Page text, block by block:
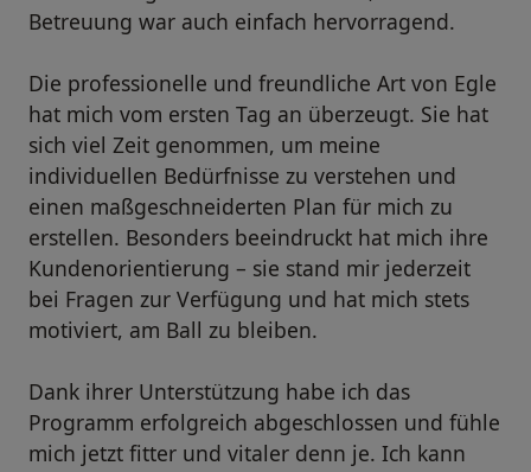
Betreuung war auch einfach hervorragend.
Die professionelle und freundliche Art von Egle
hat mich vom ersten Tag an überzeugt. Sie hat
sich viel Zeit genommen, um meine
individuellen Bedürfnisse zu verstehen und
einen maßgeschneiderten Plan für mich zu
erstellen. Besonders beeindruckt hat mich ihre
Kundenorientierung – sie stand mir jederzeit
bei Fragen zur Verfügung und hat mich stets
motiviert, am Ball zu bleiben.
Dank ihrer Unterstützung habe ich das
Programm erfolgreich abgeschlossen und fühle
mich jetzt fitter und vitaler denn je. Ich kann